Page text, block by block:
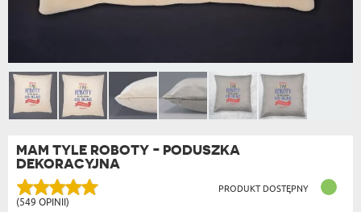
MAM TYLE ROBOTY - PODUSZKA
DEKORACYJNA
(549 OPINII)
PRODUKT DOSTĘPNY